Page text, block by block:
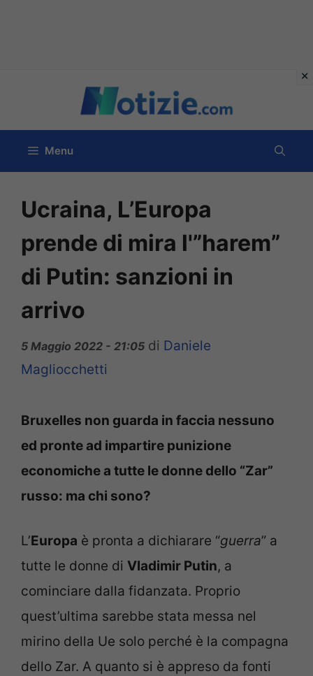
contenuto
Menu
Ucraina, L’Europa
prende di mira l'”harem”
di Putin: sanzioni in
arrivo
5 Maggio 2022 - 21:05 di Daniele
Magliocchetti
Bruxelles non guarda in faccia nessuno
ed pronte ad impartire punizione
economiche a tutte le donne dello “Zar”
russo: ma chi sono?
L’Europa è pronta a dichiarare “guerra” a
tutte le donne di Vladimir Putin, a
cominciare dalla fidanzata. Proprio
quest’ultima sarebbe stata messa nel
mirino della Ue solo perché è la compagna
dello Zar. A quanto si è appreso da fonti